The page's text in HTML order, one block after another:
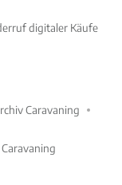
digitaler Käufe
Caravaning